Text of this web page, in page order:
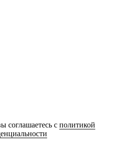
соглашаетесь с политикой